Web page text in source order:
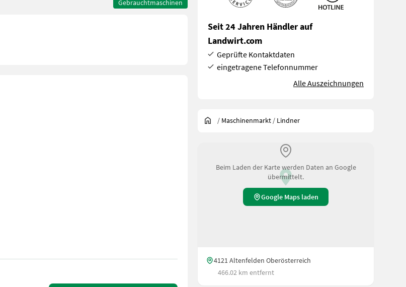
Gebrauchtmaschinen
Seit 24 Jahren Händler auf
Landwirt.com
Geprüfte Kontaktdaten
eingetragene Telefonnummer
Alle Auszeichnungen
/ Maschinenmarkt / Lindner
Beim Laden der Karte werden Daten an Google
übermittelt.
Google Maps laden
4121 Altenfelden Oberösterreich
466.02 km entfernt